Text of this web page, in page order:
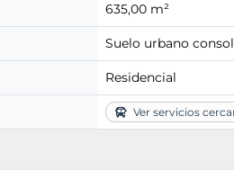
635,00 m²
Suelo urbano
Residencial
Ver servicios